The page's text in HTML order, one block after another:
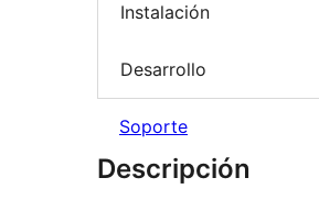
Instalación
Desarrollo
Soporte
Descripción